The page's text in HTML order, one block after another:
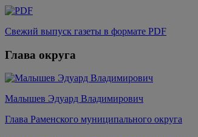
Свежий выпуск газеты в формате PDF
Глава округа
Малышев Эдуард Владимирович
Глава Раменского муниципального округа